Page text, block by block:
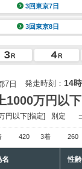
3回東京7日
3回東京8日
7日 発走時刻： 14
1000万円以下
円以下[指定] 別定
420 3着 260
名 性齢